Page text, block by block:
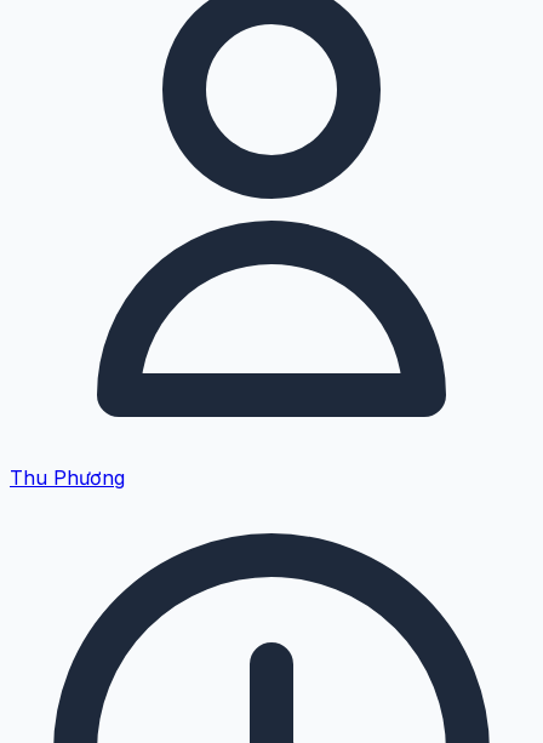
Thu Phương